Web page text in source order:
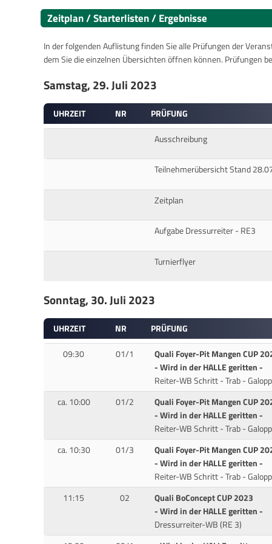
Zeitplan / Starterlisten / Ergebnisse
In der folgenden Auflistung finden Sie alle Prüfungen der
dem Sie die einzelnen Übersichten öffnen können. Prüfungen
Samstag, 29. Juli 2023
UHRZEIT NR PRÜFUNG
Ausschreibung
Teilnehmerübersicht Stand
Zeitplan
Aufgabe Dressurreiter - RE3
Turnierflyer
Sonntag, 30. Juli 2023
UHRZEIT NR PRÜFUNG
09:30
01/1
Quali Foyer-Pit Mangen CUP
- Wird in der HALLE geritten -
Reiter-WB Schritt - Trab - Galopp
ca. 10:00 01/2
Quali Foyer-Pit Mangen CUP
- Wird in der HALLE geritten -
Reiter-WB Schritt - Trab - Galopp
ca. 10:30 01/3
Quali Foyer-Pit Mangen CUP
- Wird in der HALLE geritten -
Reiter-WB Schritt - Trab - Galopp
11:15 02
Quali BoConcept CUP 2023
- Wird in der HALLE geritten -
Dressurreiter-WB (RE 3)